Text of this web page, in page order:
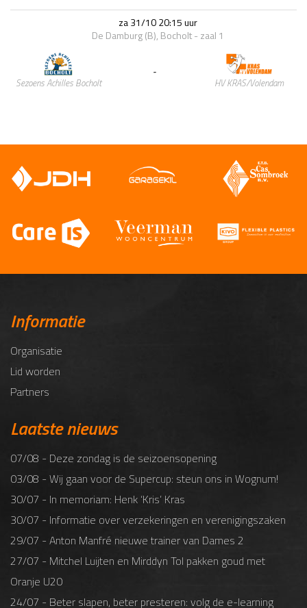
za 31/10 20:15 uur
De Damburg (B), Bocholt - zaal 1
Sezoens Achilles Bocholt
-
HV KRAS/Volendam
Informatie
Organisatie
Lid worden
Partners
Laatste nieuws
07/08 - Deze zondag is de seizoensopening
03/08 - Wij gaan voor de Supercup: steun ons in Wognum!
30/07 - In memoriam: Henk ‘Kris’ Kras
30/07 - Informatie over verzekeringen en verenigingszaken
29/07 - Anton Manfré nieuwe trainer van Dames 2
27/07 - Mitchel Luijten en Mirddyn Tol pakken goud met
Oranje U20
24/07 - Beter slapen, beter presteren: volg de e-learning